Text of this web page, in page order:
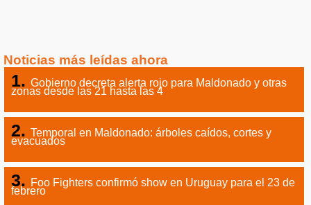
Noticias más leídas ahora
Gobierno decreta alerta rojo para Maldonado y otras
zonas desde las 21 hasta las 4
Temporal en Maldonado: árboles caídos, cortes y
evacuados
Foo Fighters confirmó show en Uruguay para el 23 de
febrero